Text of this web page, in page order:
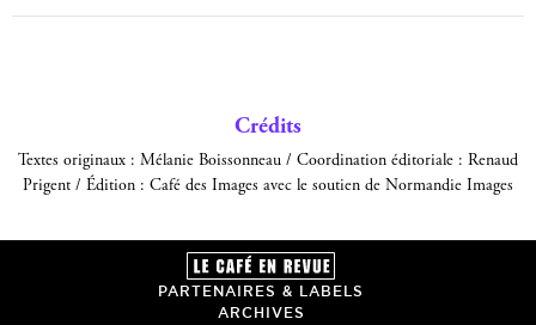
Crédits
Textes originaux : Mélanie Boissonneau / Coordination éditoriale : Renaud
Prigent / Édition : Café des Images avec le soutien de Normandie Images
PARTENAIRES & LABELS
ARCHIVES